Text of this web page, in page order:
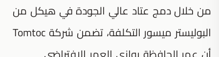
من خلال دمج عتاد عالي الجودة في هيكل من
البوليستر ميسور التكلفة، تضمن شركة Tomtoc